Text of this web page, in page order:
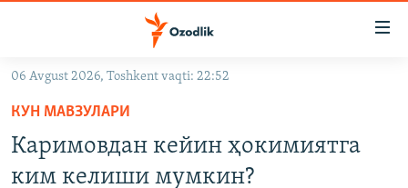
Асосий
навигацияга
ўтинг
Қидиришга
OZODARXIV
06 Avgust 2026, Toshkent vaqti: 22:52
КУН МАВЗУЛАРИ
Каримовдан кейин ҳокимиятга
ким келиши мумкин?